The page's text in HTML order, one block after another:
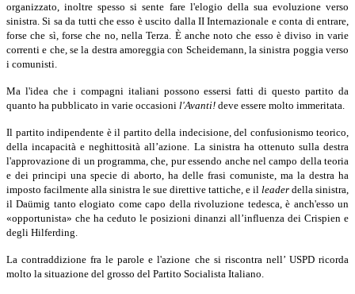
organizzato, inoltre spesso si sente fare l'elogio della sua evoluzione verso
sinistra. Si sa da tutti che esso è uscito dalla II Internazionale e conta di entrare,
forse che sì, forse che no, nella Terza. È anche noto che esso è diviso in varie
correnti e che, se la destra amoreggia con Scheidemann, la sinistra poggia verso
i comunisti.
Ma l'idea che i compagni italiani possono essersi fatti di questo partito da
quanto ha pubblicato in varie occasioni l'Avanti! deve essere molto immeritata.
Il partito indipendente è il partito della indecisione, del confusionismo teorico,
della incapacità e neghittosità all’azione. La sinistra ha ottenuto sulla destra
l'approvazione di un programma, che, pur essendo anche nel campo della teoria
e dei principi una specie di aborto, ha delle frasi comuniste, ma la destra ha
imposto facilmente alla sinistra le sue direttive tattiche, e il leader della sinistra,
il Daümig tanto elogiato come capo della rivoluzione tedesca, è anch'esso un
«opportunista» che ha ceduto le posizioni dinanzi all’influenza dei Crispien e
degli Hilferding.
La contraddizione fra le parole e l'azione che si riscontra nell’ USPD ricorda
molto la situazione del grosso del Partito Socialista Italiano.